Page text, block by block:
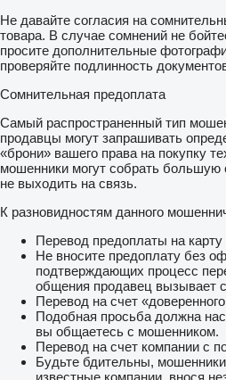
Не давайте согласия на
товара. В случае сомнений не
просите дополнительные
проверяйте подлинность
Сомнительная предоплата
Самый распространенный тип
продавцы могут запрашивать
«брони» вашего права на покупку
мошенники могут собрать
не выходить на связь.
К разновидностям данного
Перевод предоплаты на карту
Не вносите предоплату без
подтверждающих процесс
общения продавец вызывает
Перевод на счет
Подобная просьба должна
вы общаетесь с мошенником.
Перевод на счет компании с
Будьте бдительны,
известные компании, внося